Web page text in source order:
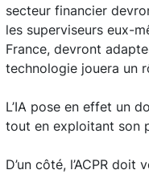
secteur financier
les superviseurs eux-
France, devront
technologie jouera un
L’IA pose en effet un
tout en exploitant son
D’un côté, l’ACPR